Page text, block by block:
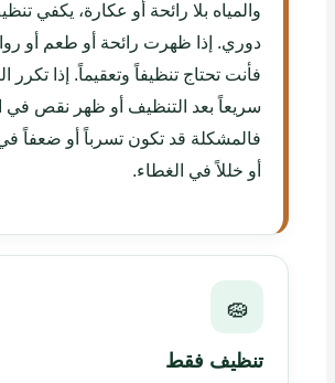
والمياه بلا رائحة أو عكارة، يكفي
دوري. إذا ظهرت رائحة أو طعم أو
فأنت تحتاج تنظيفاً وتعقيماً. إذا تكرر
سريعاً بعد التنظيف أو ظهر نقص في
فالمشكلة قد تكون تسرباً أو ضعفاً
أو خللاً في الغطاء.
🧽
تنظيف فقط